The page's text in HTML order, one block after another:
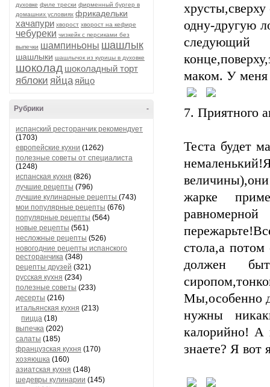
духовке филе трески фирменный бургер в
домашних условиях фрикадельки
хачапури хворост хворост на кефире
чебуреки чизкейк с персиками без
выпечки шампиньоны шашлык
шашлыки шашлычок из курицы в духовке
шоколад шоколадный торт
яблоки яйца яйцо
-
Рубрики
испанский ресторанчик рекомендует
(1703)
европейские кухни (1262)
полезные советы от специалиста
(1248)
испанская кухня (826)
лучшие рецепты (796)
лучшие кулинарные рецепты (743)
мои популярные рецепты (676)
популярные рецепты (564)
новые рецепты (561)
несложные рецепты (526)
новогодние рецепты испанского
ресторанчика (348)
рецепты друзей (321)
русская кухня (234)
полезные советы (233)
десерты (216)
итальянская кухня (213)
пицца (18)
выпечка (202)
салаты (185)
французская кухня (170)
хозяюшка (160)
азиатская кухня (148)
шедевры кулинарии (145)
одну-другую
маком. У
7. Приятного
Теста будет
жарке
стола,а
должен
Мы,особенно
нужны
калорийно! А
знаете? Я вот